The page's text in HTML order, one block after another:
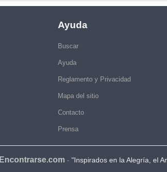
Ayuda
Buscar
Ayuda
Reglamento y Privacidad
Mapa del sitio
Contacto
Prensa
Encontrarse.com- "Inspirados en la Alegría, el